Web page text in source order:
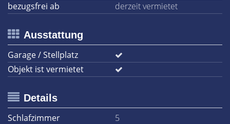
bezugsfrei ab
derzeit vermietet
Ausstattung
Garage / Stellplatz
Objekt ist vermietet
Details
Schlafzimmer
5